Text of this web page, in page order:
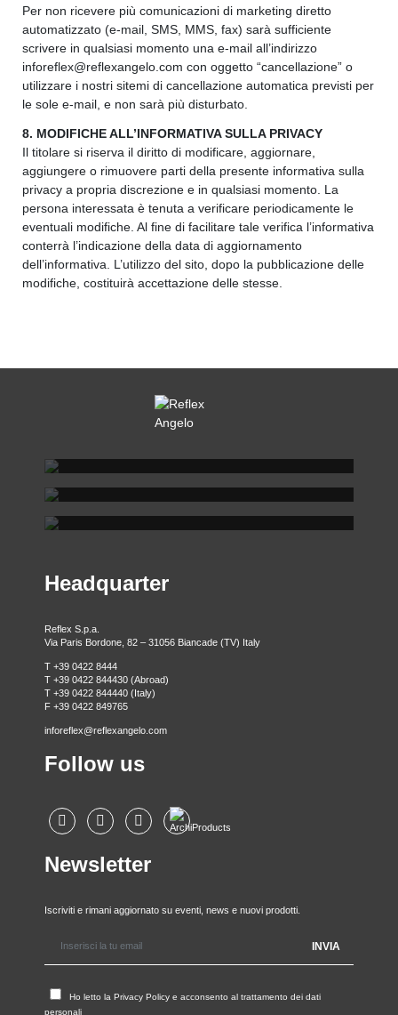
Per non ricevere più comunicazioni di marketing diretto
automatizzato (e-mail, SMS, MMS, fax) sarà sufficiente
scrivere in qualsiasi momento una e-mail all’indirizzo
inforeflex@reflexangelo.com con oggetto “cancellazione” o
utilizzare i nostri sitemi di cancellazione automatica previsti per
le sole e-mail, e non sarà più disturbato.
8. MODIFICHE ALL’INFORMATIVA SULLA PRIVACY
Il titolare si riserva il diritto di modificare, aggiornare,
aggiungere o rimuovere parti della presente informativa sulla
privacy a propria discrezione e in qualsiasi momento. La
persona interessata è tenuta a verificare periodicamente le
eventuali modifiche. Al fine di facilitare tale verifica l’informativa
conterrà l’indicazione della data di aggiornamento
dell’informativa. L’utilizzo del sito, dopo la pubblicazione delle
modifiche, costituirà accettazione delle stesse.
T +39 0422 849201
REFLEX SHOWROOM MILANO
T +39 02 80582955
REFLEX SHOWROOM BERLINO
Headquarter
Reflex S.p.a.
Via Paris Bordone, 82 – 31056 Biancade (TV) Italy
T +39 0422 8444
T +39 0422 844430 (Abroad)
T +39 0422 844440 (Italy)
F +39 0422 849765
inforeflex@reflexangelo.com
Follow us
Newsletter
Iscriviti e rimani aggiornato su eventi, news e nuovi prodotti.
Ho letto la Privacy Policy e acconsento al trattamento dei dati
personali